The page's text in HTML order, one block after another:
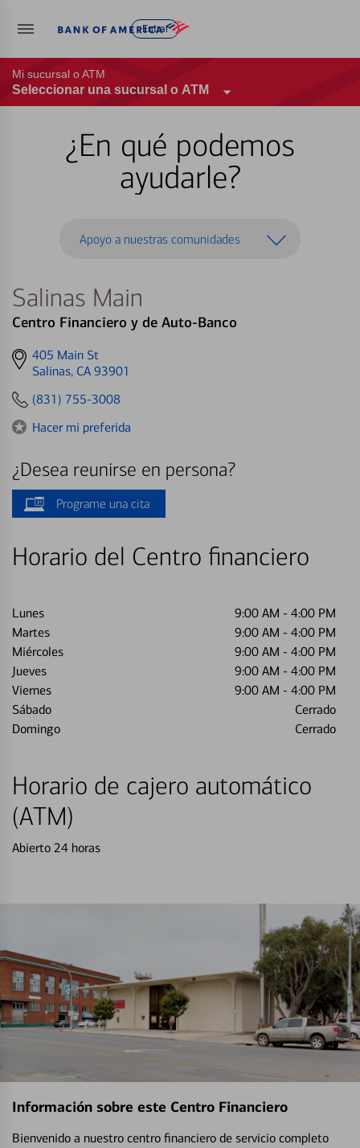
Entrar
Mi sucursal o ATM
Seleccionar una sucursal o ATM
¿En qué podemos
ayudarle?
Apoyo a nuestras comunidades
Salinas Main
Centro Financiero y de Auto-Banco
Get
directions
405 Main St
Salinas, CA 93901
(831) 755-3008
Hacer mi preferida
¿Desea reunirse en persona?
Programe una cita
Horario del Centro financiero
Lunes 9:00 AM - 4:00 PM
Martes
9:00 AM - 4:00 PM
Miércoles
9:00 AM - 4:00 PM
Jueves
9:00 AM - 4:00 PM
Viernes
9:00 AM - 4:00 PM
Sábado
Cerrado
Domingo
Cerrado
Horario de cajero automático
(ATM)
Abierto 24 horas
Información sobre este Centro Financiero
Bienvenido a nuestro centro financiero de servicio completo